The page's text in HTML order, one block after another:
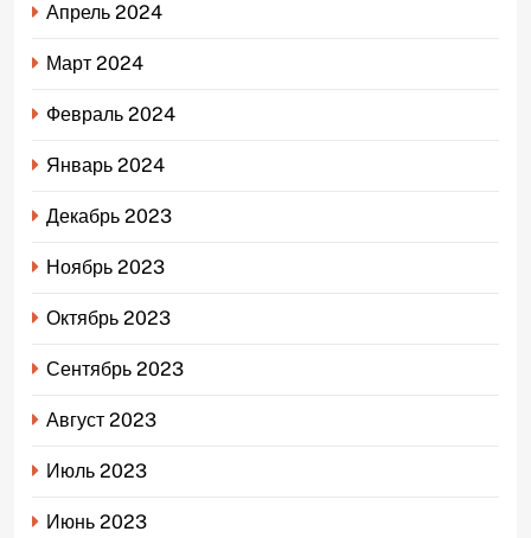
Апрель 2024
Март 2024
Февраль 2024
Январь 2024
Декабрь 2023
Ноябрь 2023
Октябрь 2023
Сентябрь 2023
Август 2023
Июль 2023
Июнь 2023